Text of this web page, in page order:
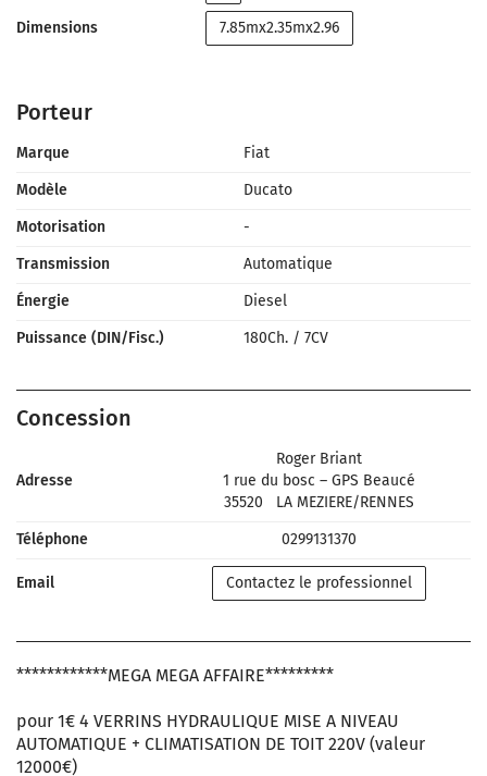
Dimensions 7.85mx2.35mx2.96
Porteur
Marque
Fiat
Modèle
Ducato
Motorisation
-
Transmission
Automatique
Énergie
Diesel
Puissance (DIN/Fisc.)
180Ch. / 7CV
Concession
Adresse
Roger Briant
1 rue du bosc – GPS Beaucé
35520
LA MEZIERE/RENNES
Téléphone
0299131370
Email Contactez le professionnel
************MEGA MEGA AFFAIRE*********
pour 1€ 4 VERRINS HYDRAULIQUE MISE A NIVEAU
AUTOMATIQUE + CLIMATISATION DE TOIT 220V (valeur
12000€)